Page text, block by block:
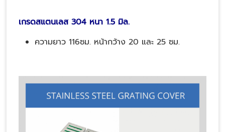
เกรดสแตนเลส 304 หนา 1.5 มิล.
ความยาว 116ซม. หน้ากว้าง 20 และ 25 ซม.